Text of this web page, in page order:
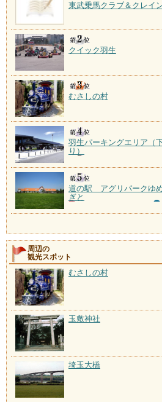
東武乗馬クラブ＆クレイ
クイック羽生
むさしの村
羽生パーキングエリア（
り）
道の駅 アグリパークゆ
ぎと
周辺の
観光スポット
むさしの村
玉敷神社
埼玉大橋